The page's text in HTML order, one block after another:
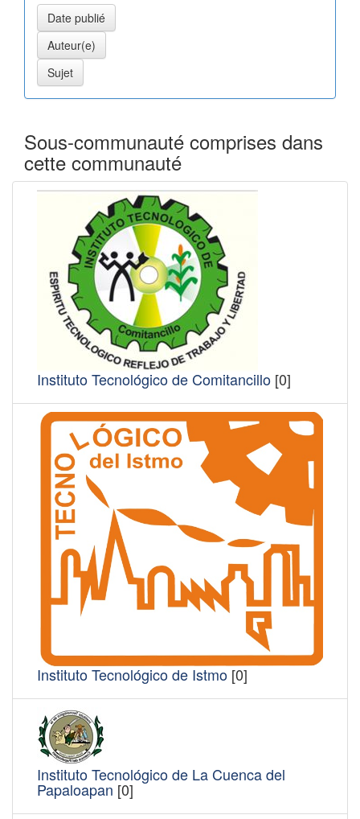
Sous-communauté comprises dans
cette communauté
Instituto Tecnológico de Comitancillo [0]
Instituto Tecnológico de Istmo [0]
Instituto Tecnológico de La Cuenca del
Papaloapan [0]